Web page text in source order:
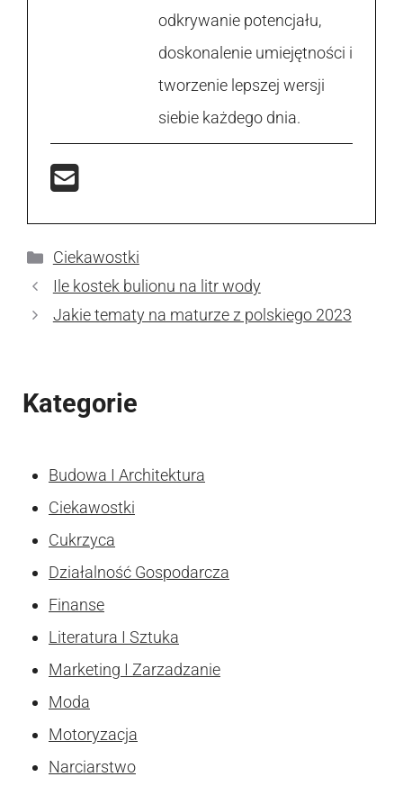
odkrywanie potencjału,
doskonalenie umiejętności i
tworzenie lepszej wersji
siebie każdego dnia.
Kategorie
Ciekawostki
Ile kostek bulionu na litr wody
Jakie tematy na maturze z polskiego 2023
Kategorie
Budowa I Architektura
Ciekawostki
Cukrzyca
Działalność Gospodarcza
Finanse
Literatura I Sztuka
Marketing I Zarzadzanie
Moda
Motoryzacja
Narciarstwo